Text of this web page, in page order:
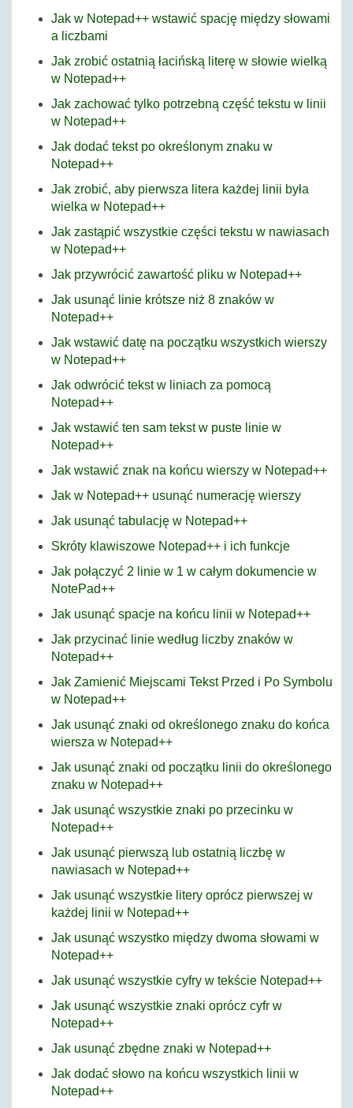
Jak w Notepad++ wstawić spację między słowami
a liczbami
Jak zrobić ostatnią łacińską literę w słowie wielką
w Notepad++
Jak zachować tylko potrzebną część tekstu w linii
w Notepad++
Jak dodać tekst po określonym znaku w
Notepad++
Jak zrobić, aby pierwsza litera każdej linii była
wielka w Notepad++
Jak zastąpić wszystkie części tekstu w nawiasach
w Notepad++
Jak przywrócić zawartość pliku w Notepad++
Jak usunąć linie krótsze niż 8 znaków w
Notepad++
Jak wstawić datę na początku wszystkich wierszy
w Notepad++
Jak odwrócić tekst w liniach za pomocą
Notepad++
Jak wstawić ten sam tekst w puste linie w
Notepad++
Jak wstawić znak na końcu wierszy w Notepad++
Jak w Notepad++ usunąć numerację wierszy
Jak usunąć tabulację w Notepad++
Skróty klawiszowe Notepad++ i ich funkcje
Jak połączyć 2 linie w 1 w całym dokumencie w
NotePad++
Jak usunąć spacje na końcu linii w Notepad++
Jak przycinać linie według liczby znaków w
Notepad++
Jak Zamienić Miejscami Tekst Przed i Po Symbolu
w Notepad++
Jak usunąć znaki od określonego znaku do końca
wiersza w Notepad++
Jak usunąć znaki od początku linii do określonego
znaku w Notepad++
Jak usunąć wszystkie znaki po przecinku w
Notepad++
Jak usunąć pierwszą lub ostatnią liczbę w
nawiasach w Notepad++
Jak usunąć wszystkie litery oprócz pierwszej w
każdej linii w Notepad++
Jak usunąć wszystko między dwoma słowami w
Notepad++
Jak usunąć wszystkie cyfry w tekście Notepad++
Jak usunąć wszystkie znaki oprócz cyfr w
Notepad++
Jak usunąć zbędne znaki w Notepad++
Jak dodać słowo na końcu wszystkich linii w
Notepad++